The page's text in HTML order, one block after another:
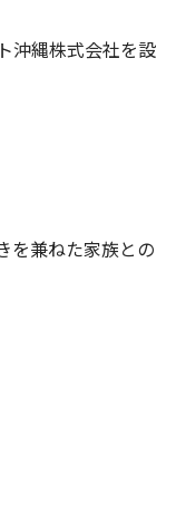
沖縄株式会社を設
を兼ねた家族との